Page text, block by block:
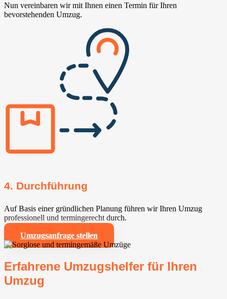
Nun vereinbaren wir mit Ihnen einen Termin für Ihren
bevorstehenden Umzug.
4. Durchführung
Auf Basis einer gründlichen Planung führen wir Ihren Umzug
professionell und termingerecht durch.
Umzugsanfrage stellen
Erfahrene Umzugshelfer für Ihren
Umzug